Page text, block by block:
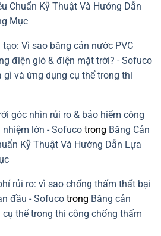
Chuẩn Kỹ Thuật Và Hướng Dẫn
Mục
Vì sao băng cản nước PVC
điện gió & điện mặt trời? - Sofuco
gì và ứng dụng cụ thể trong thi
góc nhìn rủi ro & bảo hiểm công
lớn - Sofuco trong Băng Cản
Kỹ Thuật Và Hướng Dẫn Lựa
rủi ro: vì sao chống thấm thất bại
đầu - Sofuco trong Băng cản
thể trong thi công chống thấm